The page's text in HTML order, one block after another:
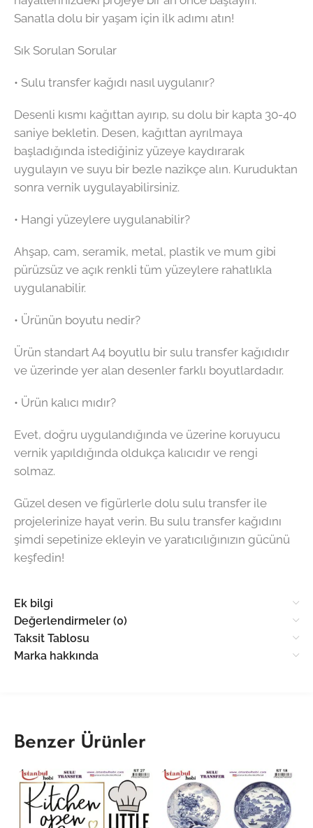
Sanatla dolu bir yaşam için ilk adımı atın!
Sık Sorulan Sorular
• Sulu transfer kağıdı nasıl uygulanır?
Desenli kısmı kağıttan ayırıp, su dolu bir kapta 30-40
saniye bekletin. Desen, kağıttan ayrılmaya
başladığında istediğiniz yüzeye kaydırarak
uygulayın ve suyu bir bezle nazikçe alın. Kuruduktan
sonra vernik uygulayabilirsiniz.
• Hangi yüzeylere uygulanabilir?
Ahşap, cam, seramik, metal, plastik ve mum gibi
pürüzsüz ve açık renkli tüm yüzeylere rahatlıkla
uygulanabilir.
• Ürünün boyutu nedir?
Ürün standart A4 boyutlu bir sulu transfer kağıdıdır
ve üzerinde yer alan desenler farklı boyutlardadır.
• Ürün kalıcı mıdır?
Evet, doğru uygulandığında ve üzerine koruyucu
vernik yapıldığında oldukça kalıcıdır ve rengi
solmaz.
Güzel desen ve figürlerle dolu sulu transfer ile
projelerinize hayat verin. Bu sulu transfer kağıdını
şimdi sepetinize ekleyin ve yaratıcılığınızın gücünü
keşfedin!
Ek bilgi
Değerlendirmeler (0)
Taksit Tablosu
Marka hakkında
Benzer Ürünler